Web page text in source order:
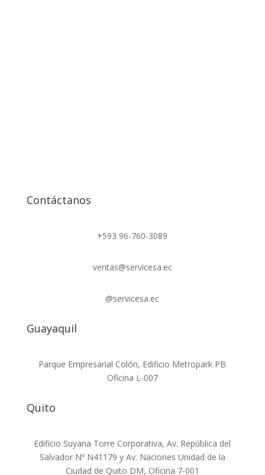
Contáctanos
+593 96-760-3089
ventas@servicesa.ec
@servicesa.ec
Guayaquil
Parque Empresarial Colón, Edificio Metropark PB
Oficina L-007
Quito
Edificio Suyana Torre Corporativa, Av. República del
Salvador Nº N41179 y Av. Naciones Unidad de la
Ciudad de Quito DM, Oficina 7-001